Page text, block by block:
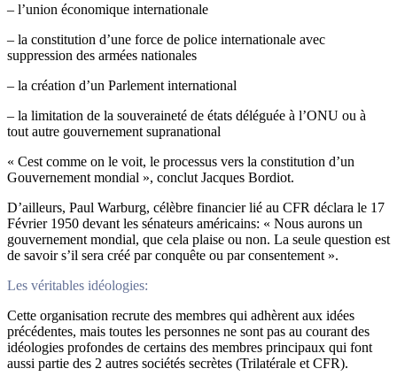
– l’union économique internationale
– la constitution d’une force de police internationale avec
suppression des armées nationales
– la création d’un Parlement international
– la limitation de la souveraineté de états déléguée à l’ONU ou à
tout autre gouvernement supranational
« Cest comme on le voit, le processus vers la constitution d’un
Gouvernement mondial », conclut Jacques Bordiot.
D’ailleurs, Paul Warburg, célèbre financier lié au CFR déclara le 17
Février 1950 devant les sénateurs américains: « Nous aurons un
gouvernement mondial, que cela plaise ou non. La seule question est
de savoir s’il sera créé par conquête ou par consentement ».
Les véritables idéologies:
Cette organisation recrute des membres qui adhèrent aux idées
précédentes, mais toutes les personnes ne sont pas au courant des
idéologies profondes de certains des membres principaux qui font
aussi partie des 2 autres sociétés secrètes (Trilatérale et CFR).